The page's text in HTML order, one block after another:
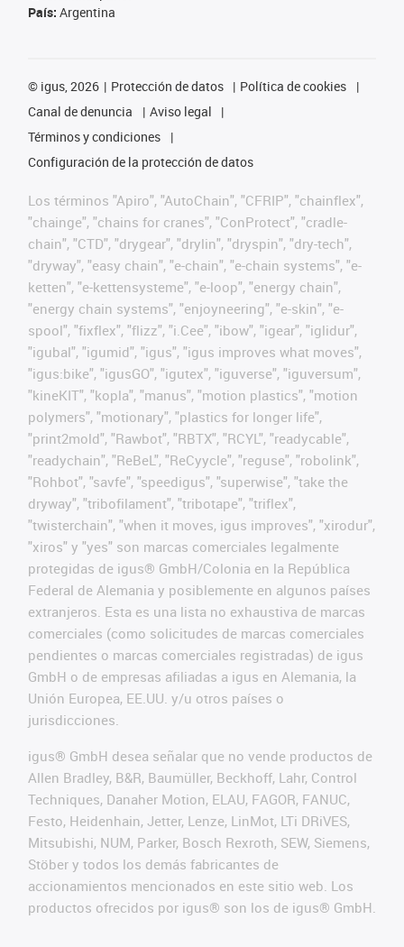
País: Argentina
© igus, 2026 Protección de datos
Política de cookies
Canal de denuncia
Aviso legal
Términos y condiciones
Configuración de la protección de datos
Los términos "Apiro", "AutoChain", "CFRIP", "chainflex",
"chainge", "chains for cranes", "ConProtect", "cradle-
chain", "CTD", "drygear", "drylin", "dryspin", "dry-tech",
"dryway", "easy chain", "e-chain", "e-chain systems", "e-
ketten", "e-kettensysteme", "e-loop", "energy chain",
"energy chain systems", "enjoyneering", "e-skin", "e-
spool", "fixflex", "flizz", "i.Cee", "ibow", "igear", "iglidur",
"igubal", "igumid", "igus", "igus improves what moves",
"igus:bike", "igusGO", "igutex", "iguverse", "iguversum",
"kineKIT", "kopla", "manus", "motion plastics", "motion
polymers", "motionary", "plastics for longer life",
"print2mold", "Rawbot", "RBTX", "RCYL", "readycable",
"readychain", "ReBeL", "ReCyycle", "reguse", "robolink",
"Rohbot", "savfe", "speedigus", "superwise", "take the
dryway", "tribofilament", "tribotape", "triflex",
"twisterchain", "when it moves, igus improves", "xirodur",
"xiros" y "yes" son marcas comerciales legalmente
protegidas de igus® GmbH/Colonia en la República
Federal de Alemania y posiblemente en algunos países
extranjeros. Esta es una lista no exhaustiva de marcas
comerciales (como solicitudes de marcas comerciales
pendientes o marcas comerciales registradas) de igus
GmbH o de empresas afiliadas a igus en Alemania, la
Unión Europea, EE.UU. y/u otros países o
jurisdicciones.
igus® GmbH desea señalar que no vende productos de
Allen Bradley, B&R, Baumüller, Beckhoff, Lahr, Control
Techniques, Danaher Motion, ELAU, FAGOR, FANUC,
Festo, Heidenhain, Jetter, Lenze, LinMot, LTi DRiVES,
Mitsubishi, NUM, Parker, Bosch Rexroth, SEW, Siemens,
Stöber y todos los demás fabricantes de
accionamientos mencionados en este sitio web. Los
productos ofrecidos por igus® son los de igus® GmbH.